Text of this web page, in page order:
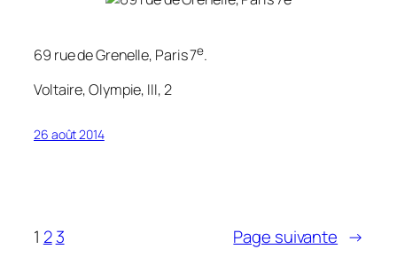
69 rue de Grenelle, Paris 7e.
Voltaire,Olympie, III, 2
26 août 2014
1 2 3 Page suivante →